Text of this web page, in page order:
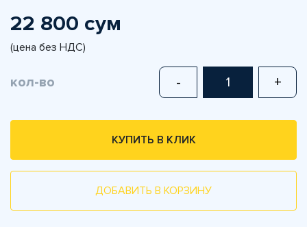
22 800 сум
(цена без НДС)
кол-во - +
КУПИТЬ В КЛИК
ДОБАВИТЬ В КОРЗИНУ